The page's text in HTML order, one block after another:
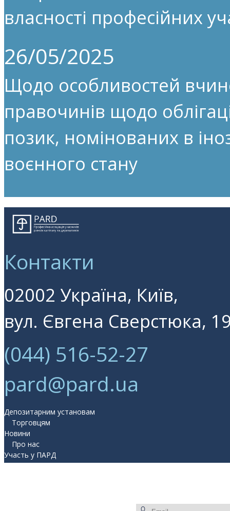
власності професійних
26/05/2025
Щодо особливостей
правочинів щодо
позик, номінованих в
воєнного стану
Контакти
02002 Україна, Київ,
вул. Євгена Сверстюка,
(044) 516-52-27
pard@pard.ua
Депозитарним установам
Торговцям
Новини
Про нас
Участь у ПАРД
Прес-центр